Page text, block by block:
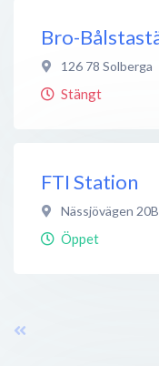
Bro-
126 78 Solberga
Stängt
FTI Station
Nässjövägen 20B
Öppet